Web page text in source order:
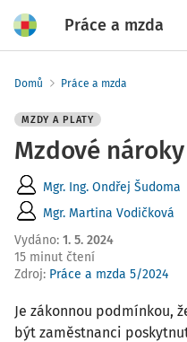
Práce a mzda
Domů Práce a mzda
MZDY A PLATY
Mzdové
Mgr. Ing. Ondřej Šudoma
Mgr. Martina Vodičková
Vydáno: 1. 5. 2024
15 minut čtení
Zdroj: Práce a mzda 5/2024
Je zákonnou podmínkou,
být zaměstnanci